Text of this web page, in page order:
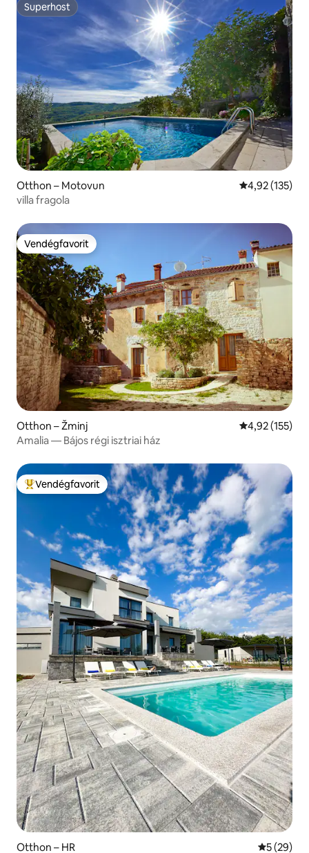
Superhost
Superhost
Otthon – Motovun Átlagos
4,92 (135)
villa fragola
Vendégfavorit
Vendégfavorit
Otthon – Žminj Átlagos
4,92 (155)
Amalia — Bájos régi isztriai ház
Kiemelt vendégfavorit
Vendégfavorit
Otthon – HR Átlagos
5 (29)